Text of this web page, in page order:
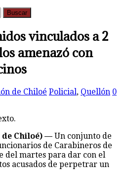
vinculados a 2
amenazó con
de Chiloé Policial, Quellón 0
de Chiloé) — Un conjunto de
de Carabineros de
del martes para dar con el
acusados de perpetrar un